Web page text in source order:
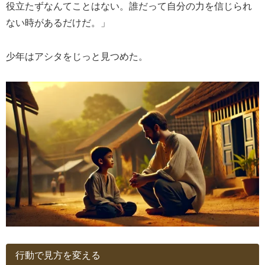
役立たずなんてことはない。誰だって自分の力を信じられ
ない時があるだけだ。」
少年はアシタをじっと見つめた。
行動で見方を変える